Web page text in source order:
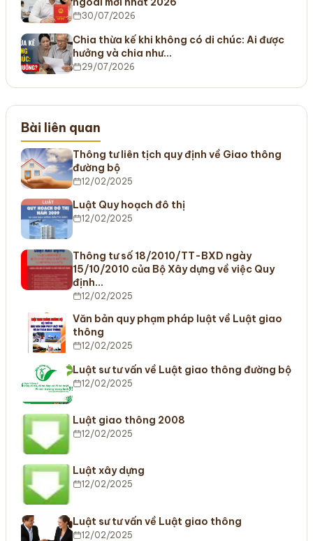
30/07/2026
Chia thừa kế khi không có di chúc: Ai được
hưởng và chia như…
29/07/2026
Bài liên quan
Thông tư liên tịch quy định về Giao thông
đường bộ
12/02/2025
Luật Quy hoạch đô thị
12/02/2025
Thông tư số 18/2010/TT-BXD ngày
15/10/2010 của Bộ Xây dựng về việc Quy
định…
12/02/2025
Văn bản quy phạm pháp luật về Luật giao
thông
12/02/2025
Luật sư tư vấn về Luật giao thông đường bộ
12/02/2025
Luật giao thông 2008
12/02/2025
Luật xây dựng
12/02/2025
Luật sư tư vấn về Luật giao thông
12/02/2025